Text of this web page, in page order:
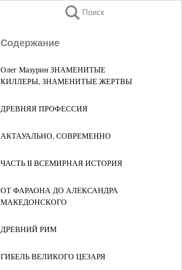
Поиск
Содержание
Олег Мазурин ЗНАМЕНИТЫЕ
КИЛЛЕРЫ, ЗНАМЕНИТЫЕ ЖЕРТВЫ
ДРЕВНЯЯ ПРОФЕССИЯ
АКТАУАЛЬНО, СОВРЕМЕННО
ЧАСТЬ II ВСЕМИРНАЯ ИСТОРИЯ
ОТ ФАРАОНА ДО АЛЕКСАНДРА
МАКЕДОНСКОГО
ДРЕВНИЙ РИМ
ГИБЕЛЬ ВЕЛИКОГО ЦЕЗАРЯ